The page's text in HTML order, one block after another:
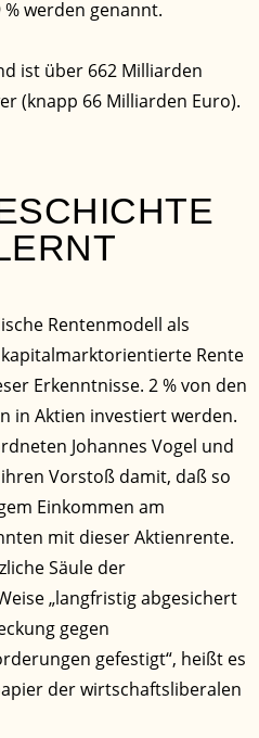
werden genannt.
ist über 662 Milliarden
(knapp 66 Milliarden Euro).
Rentenmodell als
Rente
Erkenntnisse. 2 % von den
in Aktien investiert werden.
Johannes Vogel und
Vorstoß damit, daß so
Einkommen am
mit dieser Aktienrente.
Säule der
„langfristig abgesichert
gegen
gefestigt“, heißt es
der wirtschaftsliberalen